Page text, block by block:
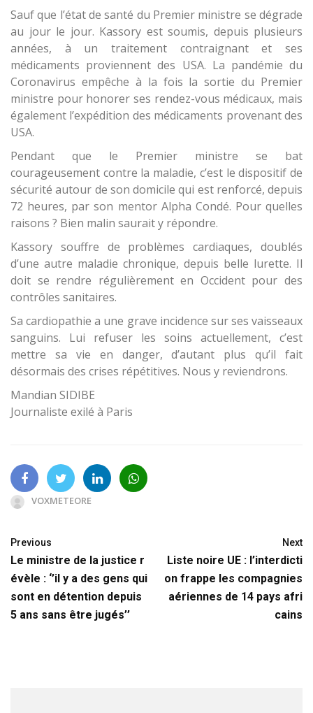
Sauf que l’état de santé du Premier ministre se dégrade
au jour le jour. Kassory est soumis, depuis plusieurs
années, à un traitement contraignant et ses
médicaments proviennent des USA. La pandémie du
Coronavirus empêche à la fois la sortie du Premier
ministre pour honorer ses rendez-vous médicaux, mais
également l’expédition des médicaments provenant des
USA.
Pendant que le Premier ministre se bat
courageusement contre la maladie, c’est le dispositif de
sécurité autour de son domicile qui est renforcé, depuis
72 heures, par son mentor Alpha Condé. Pour quelles
raisons ? Bien malin saurait y répondre.
Kassory souffre de problèmes cardiaques, doublés
d’une autre maladie chronique, depuis belle lurette. Il
doit se rendre régulièrement en Occident pour des
contrôles sanitaires.
Sa cardiopathie a une grave incidence sur ses vaisseaux
sanguins. Lui refuser les soins actuellement, c’est
mettre sa vie en danger, d’autant plus qu’il fait
désormais des crises répétitives. Nous y reviendrons.
Mandian SIDIBE
Journaliste exilé à Paris
VOXMETEORE
Previous
Le ministre de la justice r
évèle : ‘’il y a des gens qui
sont en détention depuis
5 ans sans être jugés’’
Next
Liste noire UE : l’interdicti
on frappe les compagnies
aériennes de 14 pays afri
cains